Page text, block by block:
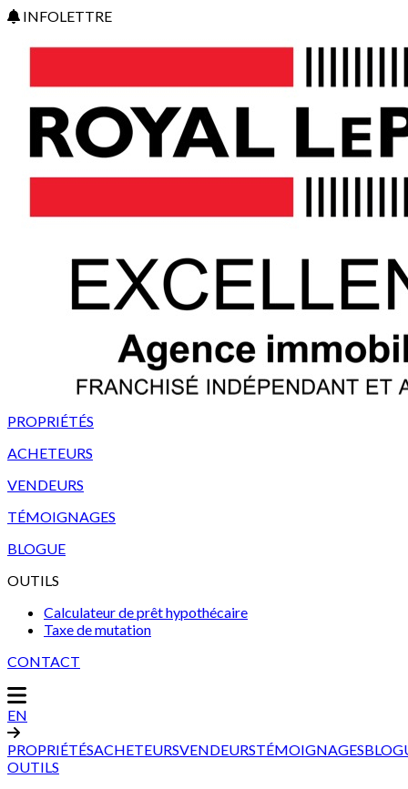
INFOLETTRE
PROPRIÉTÉS
ACHETEURS
VENDEURS
TÉMOIGNAGES
BLOGUE
OUTILS
Calculateur de prêt hypothécaire
Taxe de mutation
CONTACT
EN
PROPRIÉTÉSACHETEURSVENDEURSTÉMOIGNAGES
OUTILS